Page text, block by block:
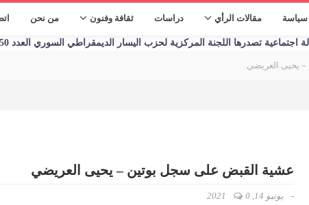
سياسة مقالات الرأي دراسات ثقافة وفنون من نحن
تصدرها اللجنة المركزية لحزب اليسار الديمقراطي السوري العدد 1250 الأحد 09/01/2023
يحيى العريضي
عشية القبض على سجل بوتين – يحيى العريضي
- يونيو 14, 2021 0